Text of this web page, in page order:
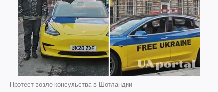
Протест возле консульства в Шотландии